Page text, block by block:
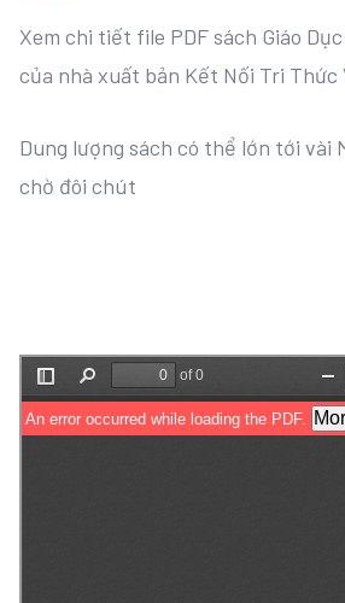
Xem chi tiết file PDF sách Giáo
của nhà xuất bản Kết Nối Tri Thức
Dung lượng sách có thể lớn tới vài
chờ đôi chút